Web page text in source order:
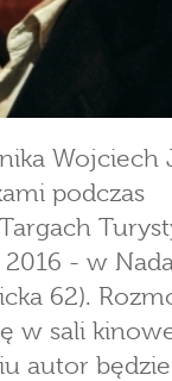
Wojciech
podczas
- w
62).
w sali
autor będzie